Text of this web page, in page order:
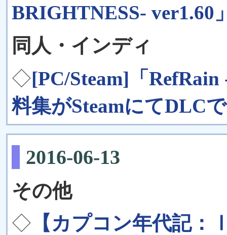
BRIGHTNESS- ver1.60
同人・インディ
◇[PC/Steam]「
料集がSteamにてDLC
2016-06-13
その他
◇ 【カプコン年代記